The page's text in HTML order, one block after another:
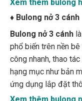
Bulong nở 3 cánh
phổ biến trên nền
công nhanh, thao
hạng mục như bản
ứng dụng lắp đặt
Xem thêm bulong